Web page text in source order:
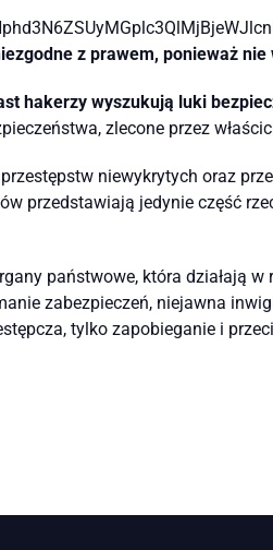
z prawem, ponieważ
hakerzy wyszukują luki
zlecone przez
niewykrytych oraz
przedstawiają jedynie część
państwowe, która działają
zabezpieczeń, niejawna
tylko zapobieganie i